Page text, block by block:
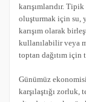
karışımlarıdır.
oluşturmak için su,
karışım olarak
kullanılabilir veya
toptan dağıtım
Günümüz
karşılaştığı